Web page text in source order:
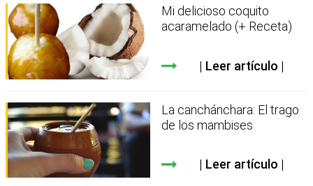
Mi delicioso coquito
acaramelado (+ Receta)
Leer artículo
La canchánchara: El trago
de los mambises
Leer artículo